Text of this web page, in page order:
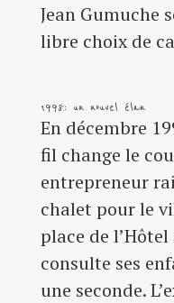
Jean Gumuche
libre choix de
1998 : un nouvel élan
En décembre
fil change le
entrepreneur
chalet pour le
place de
consulte ses
une seconde.